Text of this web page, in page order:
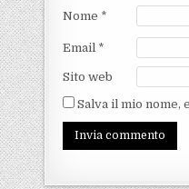
Nome *
Email *
Sito web
Salva il mio nome,